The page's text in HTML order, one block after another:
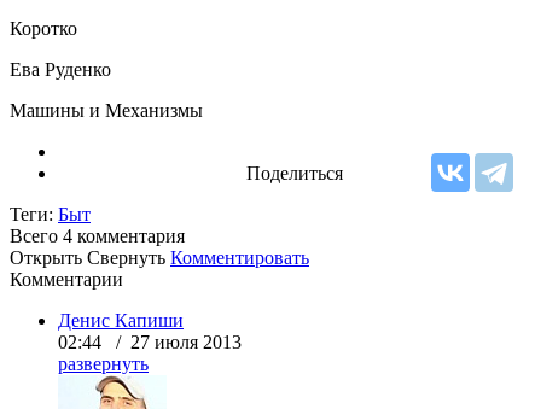
Коротко
Ева Руденко
Машины и Механизмы
Поделиться
Теги: Быт
Всего 4 комментария
Открыть Свернуть Комментировать
Комментарии
Денис Капиши
02:44 / 27 июля 2013
развернуть